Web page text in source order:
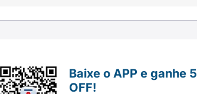
Baixe o APP e ganhe
OFF!